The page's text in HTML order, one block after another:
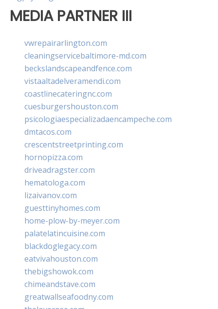
MEDIA PARTNER III
vwrepairarlington.com
cleaningservicebaltimore-md.com
beckslandscapeandfence.com
vistaaltadelveramendi.com
coastlinecateringnc.com
cuesburgershouston.com
psicologiaespecializadaencampeche.com
dmtacos.com
crescentstreetprinting.com
hornopizza.com
driveadragster.com
hematologa.com
lizaivanov.com
guesttinyhomes.com
home-plow-by-meyer.com
palatelatincuisine.com
blackdoglegacy.com
eatvivahouston.com
thebigshowok.com
chimeandstave.com
greatwallseafoodny.com